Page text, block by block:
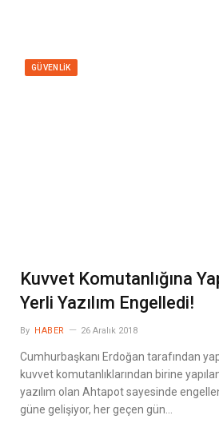
GÜVENLIK
Kuvvet Komutanlığına
Yerli Yazılım Engelledi!
By HABER 26 Aralık 2018
Cumhurbaşkanı Erdoğan tarafından
kuvvet komutanlıklarından birine
yazılım olan Ahtapot sayesinde
güne gelişiyor, her geçen gün…